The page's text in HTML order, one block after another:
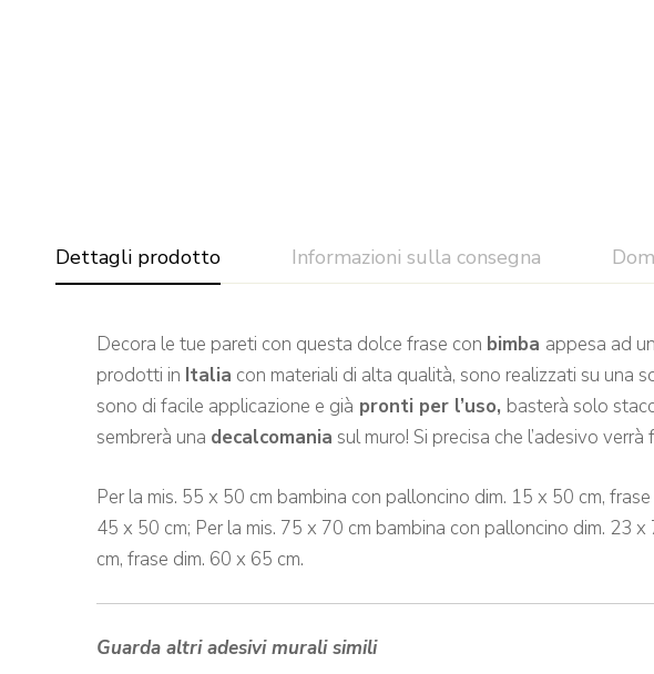
Dettagli prodotto Informazioni sulla consegna
Decora le tue pareti con questa dolce frase con bimba appesa ad un
prodotti in Italia con materiali di alta qualità, sono realizzati su una
sono di facile applicazione e già pronti per l’uso, basterà solo
sembrerà una decalcomania sul muro! Si precisa che l’adesivo
Per la mis. 55 x 50 cm bambina con palloncino dim. 15 x 50 cm,
45 x 50 cm; Per la mis. 75 x 70 cm bambina con palloncino dim. 23
cm, frase dim. 60 x 65 cm.
Guarda altri adesivi murali simili